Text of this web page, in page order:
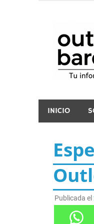
INICIO
Publicada el